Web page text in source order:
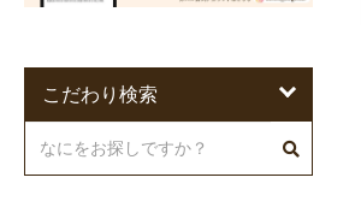
こだわり検索